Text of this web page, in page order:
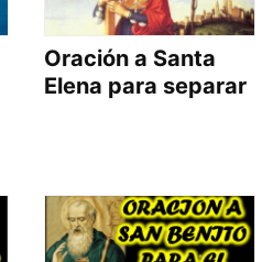
Oración a Santa
Elena para separar